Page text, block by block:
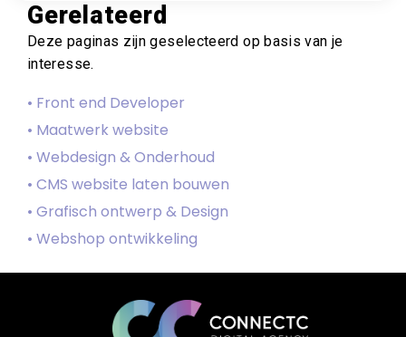
Gerelateerd
Deze paginas zijn geselecteerd op basis van je
interesse.
• Front end Developer
• Maatwerk website
• Webdesign & Onderhoud
• CMS website laten bouwen
• Grafisch ontwerp & Design
• Webshop ontwikkeling